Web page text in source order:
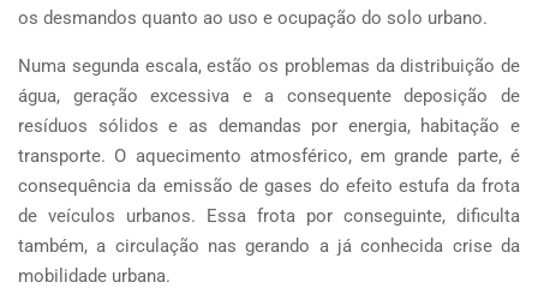
os desmandos quanto ao uso e ocupação do solo urbano.
Numa segunda escala, estão os problemas da distribuição de
água, geração excessiva e a consequente deposição de
resíduos sólidos e as demandas por energia, habitação e
transporte. O aquecimento atmosférico, em grande parte, é
consequência da emissão de gases do efeito estufa da frota
de veículos urbanos. Essa frota por conseguinte, dificulta
também, a circulação nas gerando a já conhecida crise da
mobilidade urbana.